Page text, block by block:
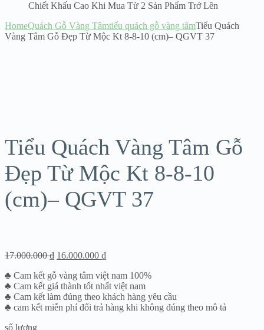
Chiết Khấu Cao Khi Mua Từ 2 Sản Phẩm Trở Lên
HomeQuách Gỗ Vàng Tâmtiểu quách gỗ vàng tâmTiểu Quách
Vàng Tâm Gỗ Đẹp Từ Mộc Kt 8-8-10 (cm)– QGVT 37
Tiểu Quách Vàng Tâm Gỗ
Đẹp Từ Mộc Kt 8-8-10
(cm)– QGVT 37
17.000.000₫ 16.000.000 ₫
♣ Cam kết gỗ vàng tâm việt nam 100%
♣ Cam kết giá thành tốt nhất việt nam
♣ Cam kết làm đúng theo khách hàng yêu cầu
♣ cam kết miễn phí đổi trả hàng khi không đúng theo mô tả
số lượng